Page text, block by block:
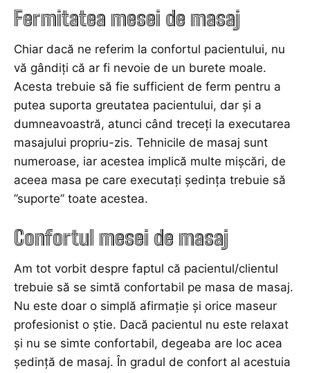
Fermitatea mesei de masaj
Chiar dacă ne referim la confortul pacientului, nu
vă gândiți că ar fi nevoie de un burete moale.
Acesta trebuie să fie sufficient de ferm pentru a
putea suporta greutatea pacientului, dar și a
dumneavoastră, atunci când treceți la executarea
masajului propriu-zis. Tehnicile de masaj sunt
numeroase, iar acestea implică multe mișcări, de
aceea masa pe care executați ședința trebuie să
”suporte” toate acestea.
Confortul mesei de masaj
Am tot vorbit despre faptul că pacientul/clientul
trebuie să se simtă confortabil pe masa de masaj.
Nu este doar o simplă afirmație și orice maseur
profesionist o știe. Dacă pacientul nu este relaxat
și nu se simte confortabil, degeaba are loc acea
ședință de masaj. În gradul de confort al acestuia